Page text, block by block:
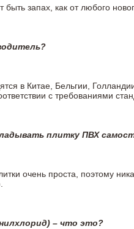
быть запах, как от любого
в Китае, Бельгии,
с требованиями
плитку ПВХ
очень проста, поэтому
– что это?